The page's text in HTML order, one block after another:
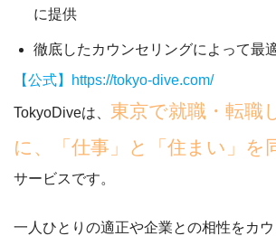
に提供
徹底したカウンセリングによって最
【公式】https://tokyo-dive.com/
TokyoDiveは、 東京で就職・転職
に、「仕事」と「住まい」を
サービスです。
一人ひとりの適正や企業との相性をカ